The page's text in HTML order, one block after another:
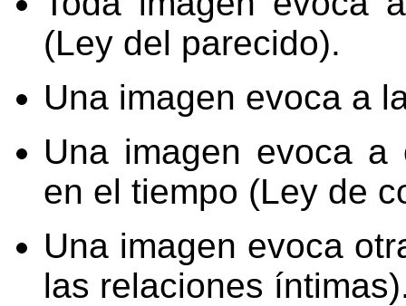
(Ley del parecido).
Una imagen evoca a
Una imagen evoca
en el tiempo (Ley de
Una imagen evoca
las relaciones